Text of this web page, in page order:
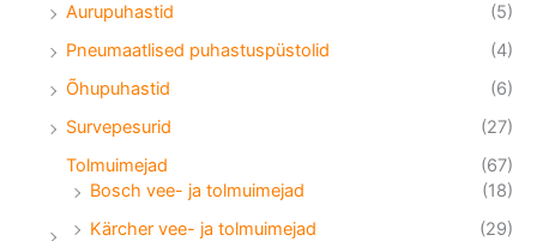
Aurupuhastid
(5)
Pneumaatlised puhastuspüstolid
(4)
Õhupuhastid
(6)
Survepesurid
(27)
Tolmuimejad
(67)
Bosch vee- ja tolmuimejad
(18)
Kärcher vee- ja tolmuimejad
(29)